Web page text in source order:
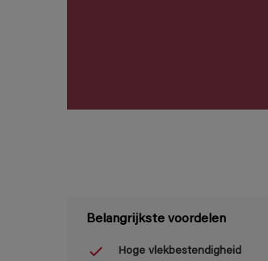
Belangrijkste voordelen
Hoge vlekbestendigheid